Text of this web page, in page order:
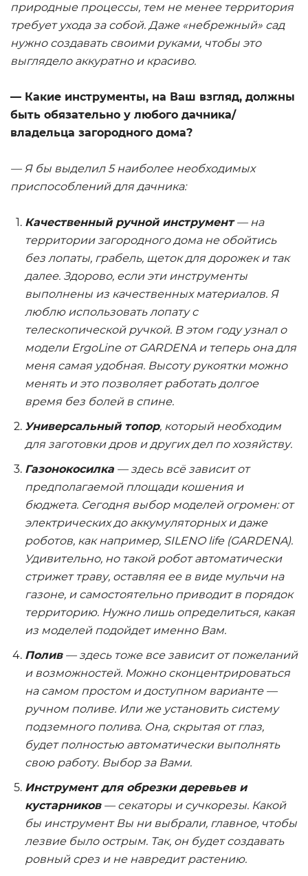
природные процессы, тем не менее территория
требует ухода за собой. Даже «небрежный» сад
нужно создавать своими руками, чтобы это
выглядело аккуратно и красиво.
— Какие инструменты, на Ваш взгляд, должны
быть обязательно у любого дачника/
владельца загородного дома?
— Я бы выделил 5 наиболее необходимых
приспособлений для дачника:
Качественный ручной инструмент— на
территории загородного дома не обойтись
без лопаты, грабель, щеток для дорожек и так
далее. Здорово, если эти инструменты
выполнены из качественных материалов. Я
люблю использовать лопату с
телескопической ручкой. В этом году узнал о
модели ErgoLine от GARDENA и теперь она для
меня самая удобная. Высоту рукоятки можно
менять и это позволяет работать долгое
время без болей в спине.
Универсальный топор, который необходим
для заготовки дров и других дел по хозяйству.
Газонокосилка — здесь всё зависит от
предполагаемой площади кошения и
бюджета. Сегодня выбор моделей огромен: от
электрических до аккумуляторных и даже
роботов, как например, SILENO life (GARDENA).
Удивительно, но такой робот автоматически
стрижет траву, оставляя ее в виде мульчи на
газоне, и самостоятельно приводит в порядок
территорию. Нужно лишь определиться, какая
из моделей подойдет именно Вам.
Полив— здесь тоже все зависит от пожеланий
и возможностей. Можно сконцентрироваться
на самом простом и доступном варианте —
ручном поливе. Или же установить систему
подземного полива. Она, скрытая от глаз,
будет полностью автоматически выполнять
свою работу. Выбор за Вами.
Инструмент для обрезки деревьев и
кустарников— секаторы и сучкорезы. Какой
бы инструмент Вы ни выбрали, главное, чтобы
лезвие было острым. Так, он будет создавать
ровный срез и не навредит растению.